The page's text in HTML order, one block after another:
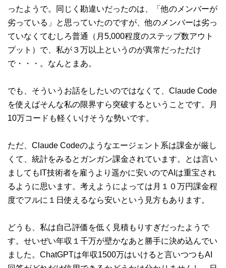
ったようで。同じく勘違いだったのは、「他のメンバーが
劣っている」と思っていたのですが、他のメンバーは劣っ
ていなくてむしろ普通（月5,000程度のステップ数アウト
プット）で、私が３万以上というのが異常だっただけ
で・・・。なんとまあ。
でも、そういうお話をしたいのではなくて、Claude Code
を使えばそんな私の限界すら突破するということです。月
10万コードも軽くいけそうな勢いです。
ただ、Claude Codeのようなエージェント系は課金が厳し
くて、統計をみるとガンガン課金されています。とは言い
ましてもIT技術者を雇うより遥かに安いのでAIは重宝され
るように思います。考えようによっては月１０万円課金程
度でフルに１日使えるなら安いという見方もあります。
どうも、私は自己評価を低く見積もりすぎだったようで
す。せいぜい年収１千万が壁かなあと勝手に決め込んでい
ました。ChatGPTは年収1500万はいけると言いつつもAI